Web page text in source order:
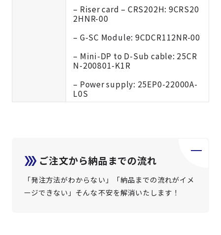
– Riser card – CRS202H: 9CRS20
2HNR-00
– G-SC Module: 9CDCR112NR-00
– Mini-DP to D-Sub cable: 25CR
N-200801-K1R
– Power supply: 25EP0-22000A-
L0S
ご注文から納品までの流れ
「発注方法がわからない」「納品までの流れがイメ
ージできない」そんな不安を解消いたします！